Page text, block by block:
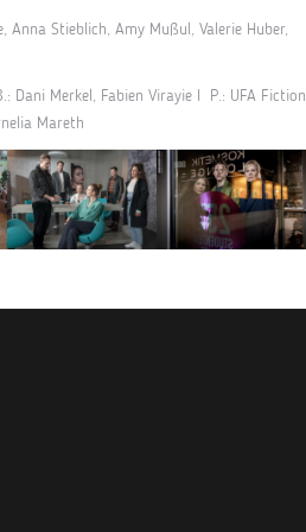
Anna Stieblich, Amy Mußul, Valerie Huber,
Dani Merkel, Fabien Virayie I P.: UFA Fiction
Mareth